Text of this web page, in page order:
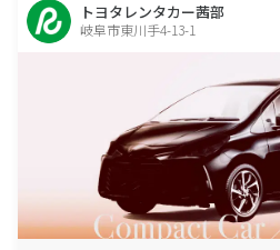
トヨタレンタカー茜部
岐阜市東川手4-13-1